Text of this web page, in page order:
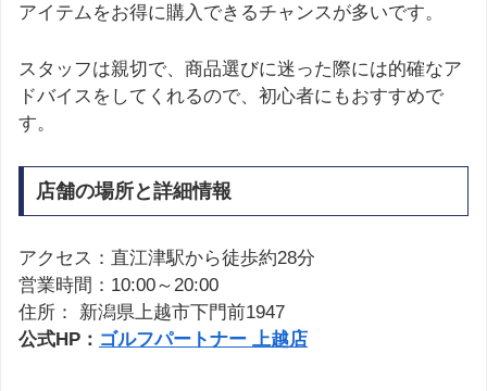
アイテムをお得に購入できるチャンスが多いです。
スタッフは親切で、商品選びに迷った際には的確なア
ドバイスをしてくれるので、初心者にもおすすめで
す。
店舗の場所と詳細情報
アクセス：直江津駅から徒歩約28分
営業時間：10:00～20:00
住所： 新潟県上越市下門前1947
公式HP： ゴルフパートナー 上越店